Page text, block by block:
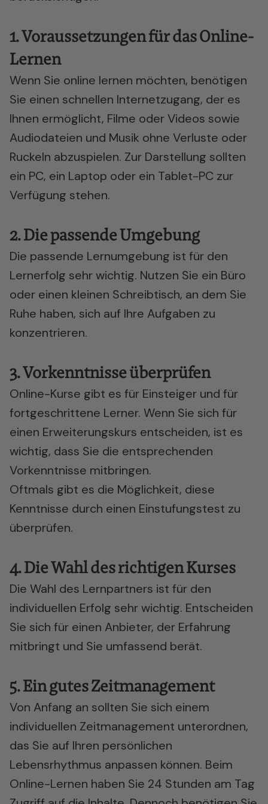
1. Voraussetzungen für das Online-
Lernen
Wenn Sie online lernen möchten, benötigen
Sie einen schnellen Internetzugang, der es
Ihnen ermöglicht, Filme oder Videos sowie
Audiodateien und Musik ohne Verluste oder
Ruckeln abzuspielen. Zur Darstellung sollten
ein PC, ein Laptop oder ein Tablet-PC zur
Verfügung stehen.
2. Die passende Umgebung
Die passende Lernumgebung ist für den
Lernerfolg sehr wichtig. Nutzen Sie ein Büro
oder einen kleinen Schreibtisch, an dem Sie
Ruhe haben, sich auf Ihre Aufgaben zu
konzentrieren.
3. Vorkenntnisse überprüfen
Online-Kurse gibt es für Einsteiger und für
fortgeschrittene Lerner. Wenn Sie sich für
einen Erweiterungskurs entscheiden, ist es
wichtig, dass Sie die entsprechenden
Vorkenntnisse mitbringen.
Oftmals gibt es die Möglichkeit, diese
Kenntnisse durch einen Einstufungstest zu
überprüfen.
4. Die Wahl des richtigen Kurses
Die Wahl des Lernpartners ist für den
individuellen Erfolg sehr wichtig. Entscheiden
Sie sich für einen Anbieter, der Erfahrung
mitbringt und Sie umfassend berät.
5. Ein gutes Zeitmanagement
Von Anfang an sollten Sie sich einem
individuellen Zeitmanagement unterordnen,
das Sie auf Ihren persönlichen
Lebensrhythmus anpassen können. Beim
Online-Lernen haben Sie 24 Stunden am Tag